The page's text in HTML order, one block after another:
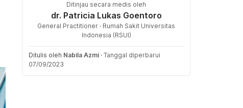
Ditinjau secara medis oleh
dr. Patricia Lukas Goentoro
General Practitioner · Rumah Sakit Universitas
Indonesia (RSUI)
Ditulis oleh Nabila Azmi · Tanggal diperbarui
07/09/2023